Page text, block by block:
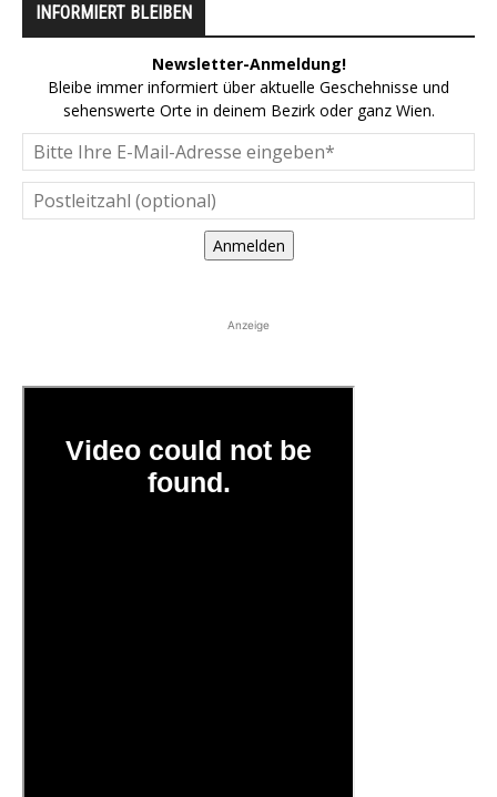
INFORMIERT BLEIBEN
Newsletter-Anmeldung!
Bleibe immer informiert über aktuelle Geschehnisse und
sehenswerte Orte in deinem Bezirk oder ganz Wien.
Anmelden
Anzeige